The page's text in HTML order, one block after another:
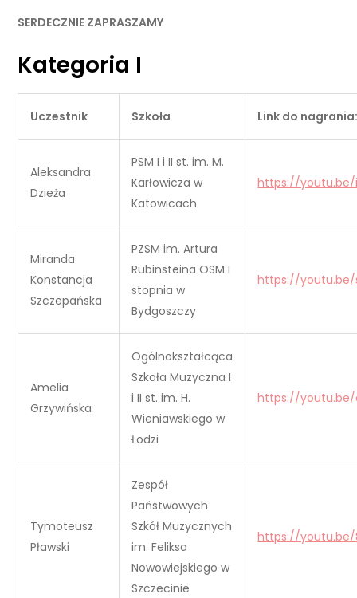
SERDECZNIE ZAPRASZAMY
Kategoria I
Uczestnik Szkoła Link do
Aleksandra
Dzieża
PSM I i II st. im. M.
Karłowicza w
Katowicach
https://youtu.be/
Miranda
Konstancja
Szczepańska
PZSM im. Artura
Rubinsteina OSM I
stopnia w
Bydgoszczy
https://youtu.be/
Amelia
Grzywińska
Ogólnokształcąca
Szkoła Muzyczna I
i II st. im. H.
Wieniawskiego w
Łodzi
https://youtu.be/
Tymoteusz
Pławski
Zespół
Państwowych
Szkół Muzycznych
im. Feliksa
Nowowiejskiego w
Szczecinie
https://youtu.be/